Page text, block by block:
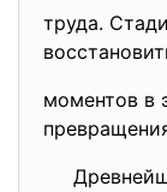
труда.
моментов в